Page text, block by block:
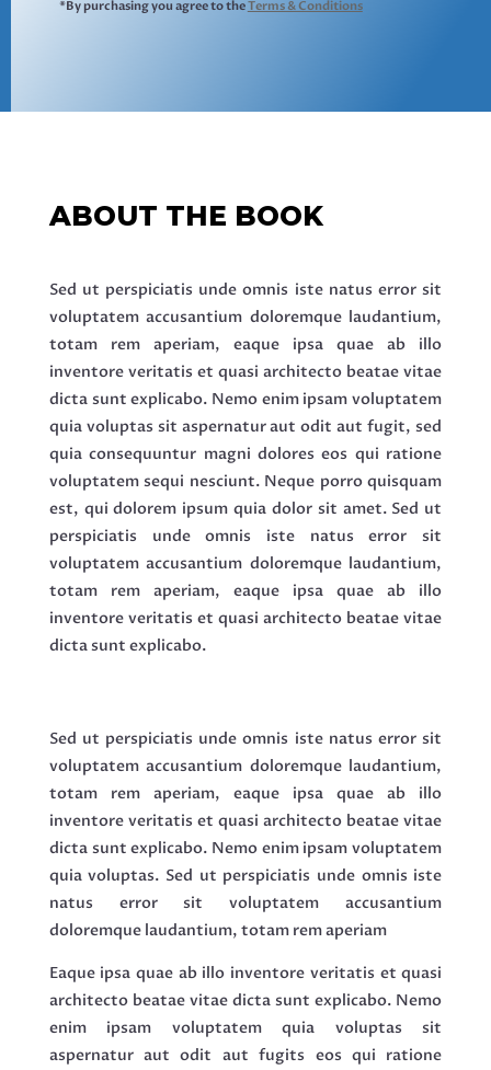
*By purchasing you agree to theTerms & Conditions
ABOUT THE BOOK
Sed ut perspiciatis unde omnis iste natus error sit
voluptatem accusantium doloremque laudantium,
totam rem aperiam, eaque ipsa quae ab illo
inventore veritatis et quasi architecto beatae vitae
dicta sunt explicabo. Nemo enim ipsam voluptatem
quia voluptas sit aspernatur aut odit aut fugit, sed
quia consequuntur magni dolores eos qui ratione
voluptatem sequi nesciunt. Neque porro quisquam
est, qui dolorem ipsum quia dolor sit amet. Sed ut
perspiciatis unde omnis iste natus error sit
voluptatem accusantium doloremque laudantium,
totam rem aperiam, eaque ipsa quae ab illo
inventore veritatis et quasi architecto beatae vitae
dicta sunt explicabo.
Sed ut perspiciatis unde omnis iste natus error sit
voluptatem accusantium doloremque laudantium,
totam rem aperiam, eaque ipsa quae ab illo
inventore veritatis et quasi architecto beatae vitae
dicta sunt explicabo. Nemo enim ipsam voluptatem
quia voluptas. Sed ut perspiciatis unde omnis iste
natus error sit voluptatem accusantium
doloremque laudantium, totam rem aperiam
Eaque ipsa quae ab illo inventore veritatis et quasi
architecto beatae vitae dicta sunt explicabo. Nemo
enim ipsam voluptatem quia voluptas sit
aspernatur aut odit aut fugits eos qui ratione